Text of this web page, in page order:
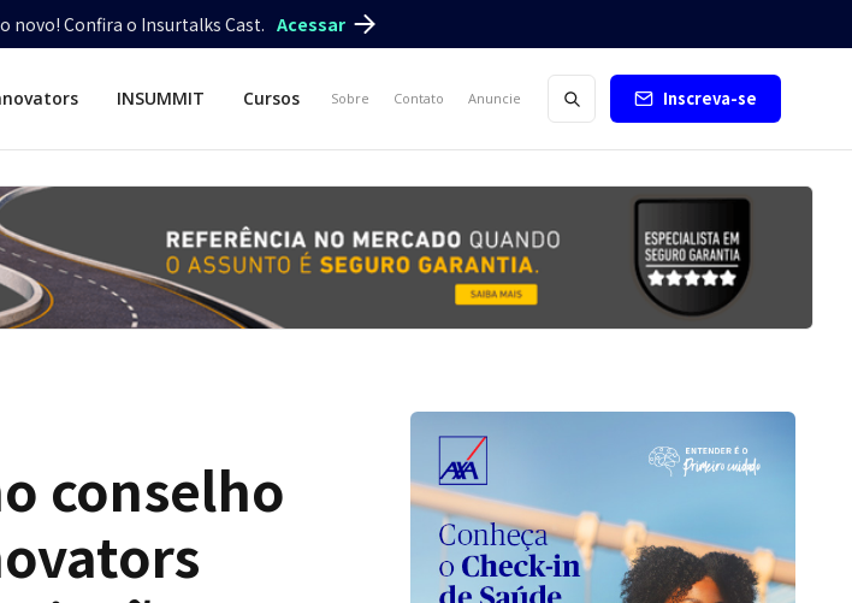
novo! Confira o Insurtalks Cast. Acessar
INSUMMIT Cursos Sobre Contato Anuncie Inscreva-se
conselho